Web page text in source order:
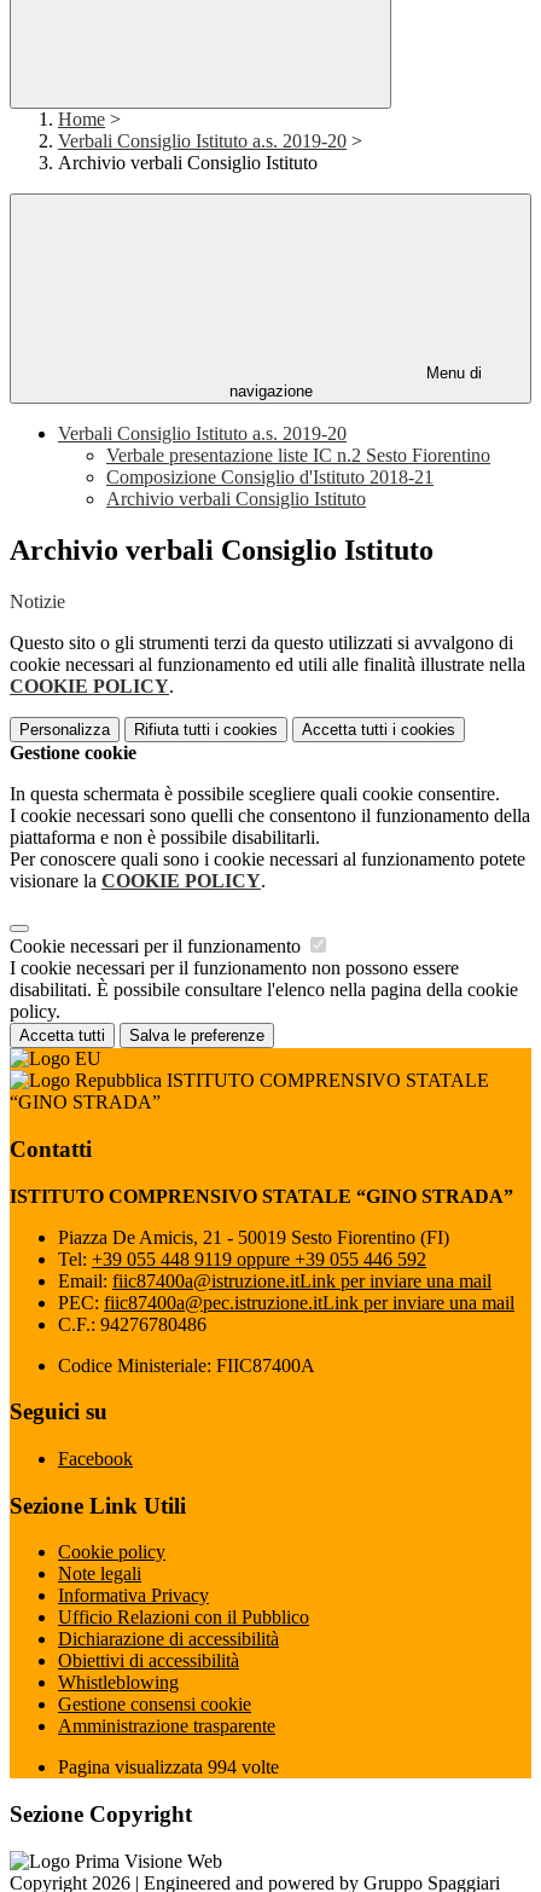
Home >
Verbali Consiglio Istituto a.s. 2019-20 >
Archivio verbali Consiglio Istituto
Menu di
navigazione
Verbali Consiglio Istituto a.s. 2019-20
Verbale presentazione liste IC n.2 Sesto Fiorentino
Composizione Consiglio d'Istituto 2018-21
Archivio verbali Consiglio Istituto
Archivio verbali Consiglio Istituto
Notizie
Questo sito o gli strumenti terzi da questo utilizzati si avvalgono di
cookie necessari al funzionamento ed utili alle finalità illustrate nella
COOKIE POLICY.
Personalizza Rifiuta tutti i cookies Accetta tutti i cookies
Gestione cookie
In questa schermata è possibile scegliere quali cookie consentire.
I cookie necessari sono quelli che consentono il funzionamento della
piattaforma e non è possibile disabilitarli.
Per conoscere quali sono i cookie necessari al funzionamento potete
visionare la COOKIE POLICY.
Cookie necessari per il funzionamento
I cookie necessari per il funzionamento non possono essere
disabilitati. È possibile consultare l'elenco nella pagina della cookie
policy.
Accetta tutti Salva le preferenze
ISTITUTO COMPRENSIVO STATALE
“GINO STRADA”
Contatti
ISTITUTO COMPRENSIVO STATALE “GINO STRADA”
Piazza De Amicis, 21 - 50019 Sesto Fiorentino (FI)
Tel: +39 055 448 9119 oppure +39 055 446 592
Email: fiic87400a@istruzione.itLink per inviare una mail
PEC: fiic87400a@pec.istruzione.itLink per inviare una mail
C.F.: 94276780486
Codice Ministeriale: FIIC87400A
Seguici su
Facebook
Sezione Link Utili
Cookie policy
Note legali
Informativa Privacy
Ufficio Relazioni con il Pubblico
Dichiarazione di accessibilità
Obiettivi di accessibilità
Whistleblowing
Gestione consensi cookie
Amministrazione trasparente
Pagina visualizzata 994 volte
Sezione Copyright
Copyright 2026 | Engineered and powered by Gruppo Spaggiari